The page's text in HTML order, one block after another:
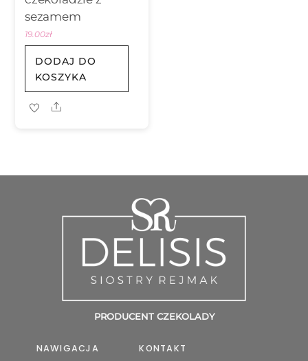
sezamem
19.00zł
DODAJ DO
KOSZYKA
Share
PRODUCENT CZEKOLADY
NAWIGACJA KONTAKT